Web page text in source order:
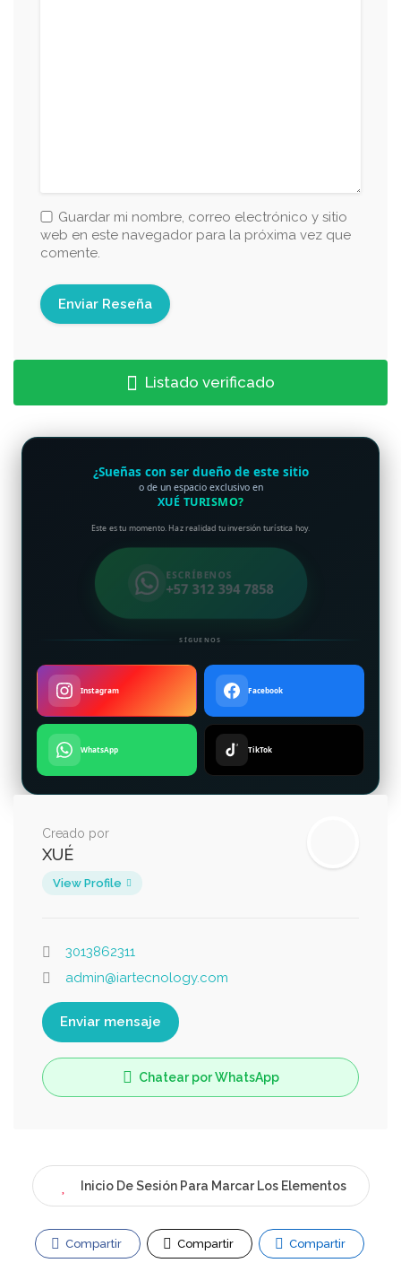
Guardar mi nombre, correo electrónico y sitio
web en este navegador para la próxima vez que
comente.
Listado verificado
¿Sueñas con ser dueño de este sitio
o de un espacio exclusivo en
XUÉ TURISMO?
Este es tu momento. Haz realidad tu inversión turística hoy.
ESCRÍBENOS
+57 312 394 7858
SÍGUENOS
Instagram Facebook
WhatsApp TikTok
Creado por
XUÉ
View Profile
3013862311
admin@iartecnology.com
Enviar mensaje
Chatear por WhatsApp
Inicio De Sesión Para Marcar Los Elementos
Compartir Compartir Compartir